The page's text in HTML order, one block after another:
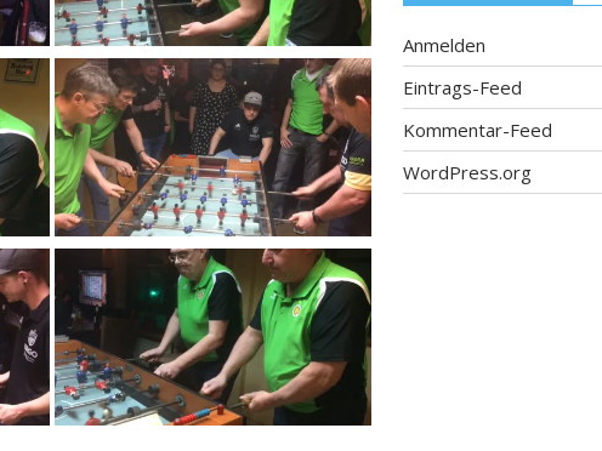
Anmelden
Eintrags-Feed
Kommentar-Feed
WordPress.org